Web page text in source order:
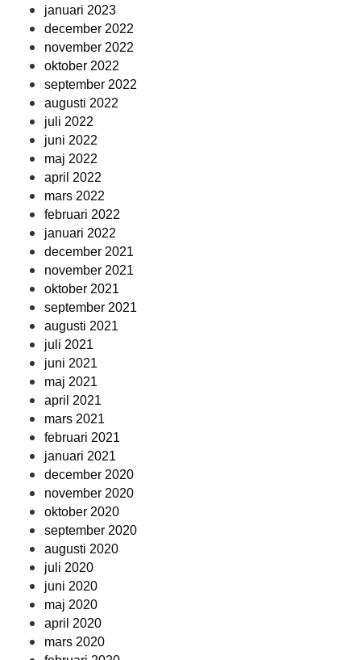
januari 2023
december 2022
november 2022
oktober 2022
september 2022
augusti 2022
juli 2022
juni 2022
maj 2022
april 2022
mars 2022
februari 2022
januari 2022
december 2021
november 2021
oktober 2021
september 2021
augusti 2021
juli 2021
juni 2021
maj 2021
april 2021
mars 2021
februari 2021
januari 2021
december 2020
november 2020
oktober 2020
september 2020
augusti 2020
juli 2020
juni 2020
maj 2020
april 2020
mars 2020